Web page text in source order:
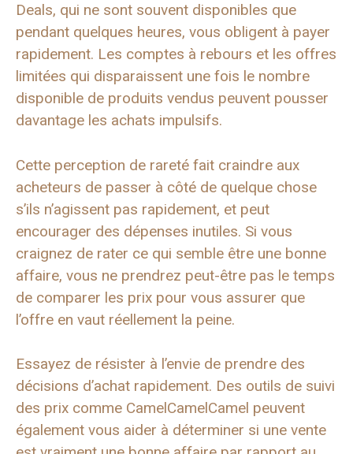
Deals, qui ne sont souvent disponibles que
pendant quelques heures, vous obligent à payer
rapidement. Les comptes à rebours et les offres
limitées qui disparaissent une fois le nombre
disponible de produits vendus peuvent pousser
davantage les achats impulsifs.
Cette perception de rareté fait craindre aux
acheteurs de passer à côté de quelque chose
s’ils n’agissent pas rapidement, et peut
encourager des dépenses inutiles. Si vous
craignez de rater ce qui semble être une bonne
affaire, vous ne prendrez peut-être pas le temps
de comparer les prix pour vous assurer que
l’offre en vaut réellement la peine.
Essayez de résister à l’envie de prendre des
décisions d’achat rapidement. Des outils de suivi
des prix comme CamelCamelCamel peuvent
également vous aider à déterminer si une vente